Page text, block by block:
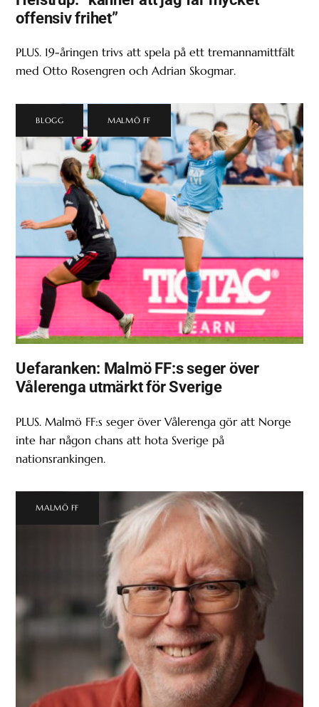
offensiv frihet”
PLUS. 19-åringen trivs att spela på ett tremannamittfält
med Otto Rosengren och Adrian Skogmar.
BLOGG MALMÖ FF
Uefaranken: Malmö FF:s seger över
Vålerenga utmärkt för Sverige
PLUS. Malmö FF:s seger över Vålerenga gör att Norge
inte har någon chans att hota Sverige på
nationsrankingen.
MALMÖ FF